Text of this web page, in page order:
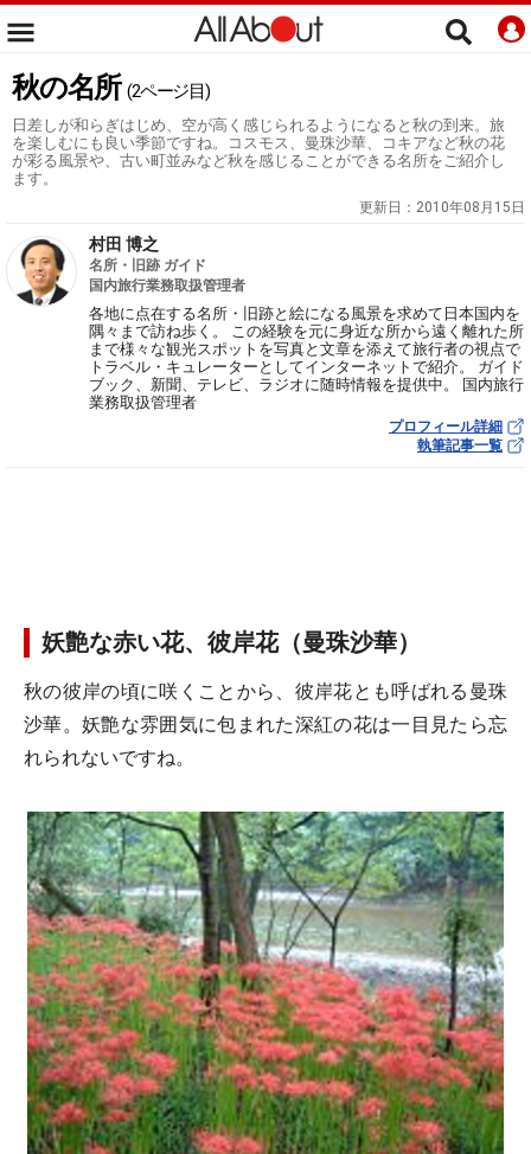
秋の名所 (2ページ目)
日差しが和らぎはじめ、空が高く感じられるようになると秋の到来。旅
を楽しむにも良い季節ですね。コスモス、曼珠沙華、コキアなど秋の花
が彩る風景や、古い町並みなど秋を感じることができる名所をご紹介し
ます。
更新日： 2010年08月15日
村田 博之
名所・旧跡 ガイド
国内旅行業務取扱管理者
各地に点在する名所・旧跡と絵になる風景を求めて日本国内を
隅々まで訪ね歩く。 この経験を元に身近な所から遠く離れた所
まで様々な観光スポットを写真と文章を添えて旅行者の視点で
トラベル・キュレーターとしてインターネットで紹介。 ガイド
ブック、新聞、テレビ、ラジオに随時情報を提供中。 国内旅行
業務取扱管理者
プロフィール詳細
執筆記事一覧
妖艶な赤い花、彼岸花（曼珠沙華）
秋の彼岸の頃に咲くことから、彼岸花とも呼ばれる曼珠
沙華。妖艶な雰囲気に包まれた深紅の花は一目見たら忘
れられないですね。